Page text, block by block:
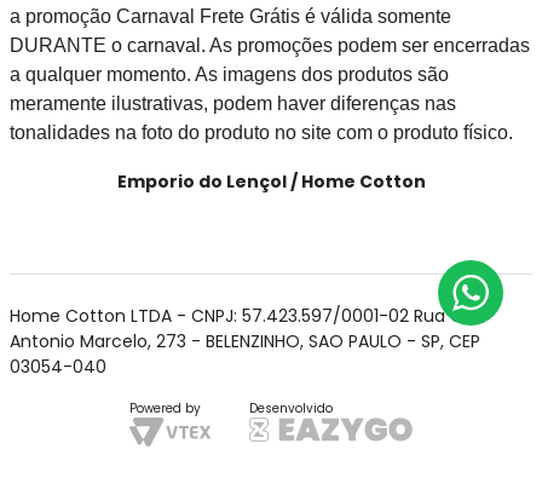
a promoção Carnaval Frete Grátis é válida somente
DURANTE o carnaval. As promoções podem ser encerradas
a qualquer momento. As imagens dos produtos são
meramente ilustrativas, podem haver diferenças nas
tonalidades na foto do produto no site com o produto físico.
Emporio do Lençol / Home Cotton
Home Cotton LTDA - CNPJ: 57.423.597/0001-02 Rua Cel
Antonio Marcelo, 273 - BELENZINHO, SAO PAULO - SP, CEP
03054-040
Powered by Desenvolvido